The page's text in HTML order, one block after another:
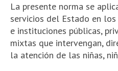
La presente norma se
servicios del Estado en
e instituciones públicas,
mixtas que intervengan,
la atención de las niñas,